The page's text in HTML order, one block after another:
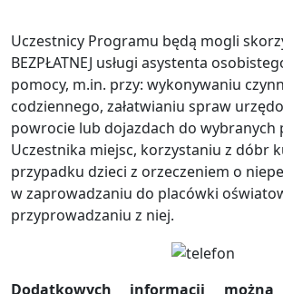
Uczestnicy Programu będą mogli
BEZPŁATNEJ usługi asystenta
pomocy, m.in. przy: wykonywaniu
codziennego, załatwianiu spraw
powrocie lub dojazdach do wybranych
Uczestnika miejsc, korzystaniu z dóbr
przypadku dzieci z orzeczeniem o
w zaprowadzaniu do placówki
przyprowadzaniu z niej.
Dodatkowych informacji